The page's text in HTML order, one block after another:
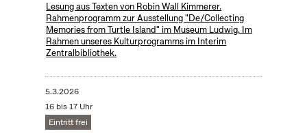
Lesung aus Texten von Robin Wall Kimmerer.
Rahmenprogramm zur Ausstellung "De/Collecting
Memories from Turtle Island" im Museum Ludwig. Im
Rahmen unseres Kulturprogramms im Interim
Zentralbibliothek.
5.3.2026
16 bis 17 Uhr
Eintritt frei